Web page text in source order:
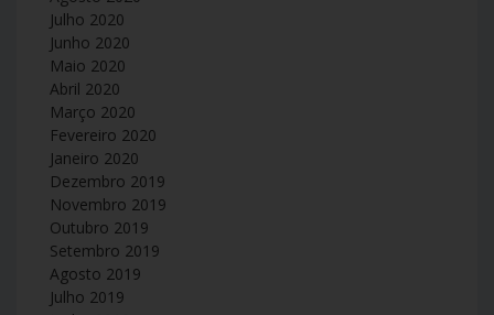
Julho 2020
Junho 2020
Maio 2020
Abril 2020
Março 2020
Fevereiro 2020
Janeiro 2020
Dezembro 2019
Novembro 2019
Outubro 2019
Setembro 2019
Agosto 2019
Julho 2019